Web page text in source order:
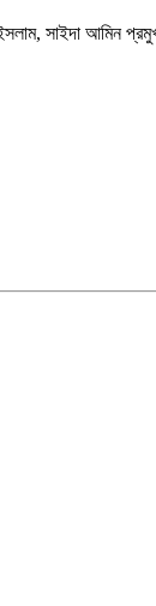
সাইদা আমিন